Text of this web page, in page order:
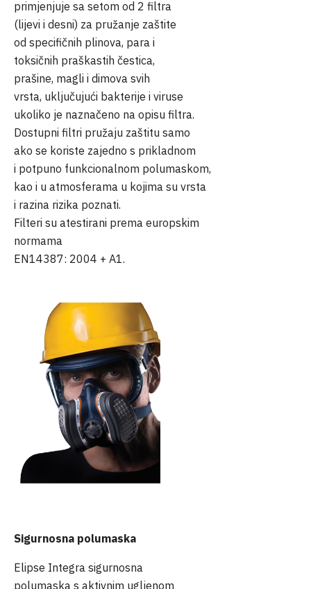
primjenjuje sa setom od 2 filtra
(lijevi i desni) za pružanje zaštite
od specifičnih plinova, para i
toksičnih praškastih čestica,
prašine, magli i dimova svih
vrsta, uključujući bakterije i viruse
ukoliko je naznačeno na opisu filtra.
Dostupni filtri pružaju zaštitu samo
ako se koriste zajedno s prikladnom
i potpuno funkcionalnom polumaskom,
kao i u atmosferama u kojima su vrsta
i razina rizika poznati.
Filteri su atestirani prema europskim
normama
EN14387: 2004 + A1.
Sigurnosna polumaska
Elipse Integra sigurnosna
polumaska s aktivnim ugljenom